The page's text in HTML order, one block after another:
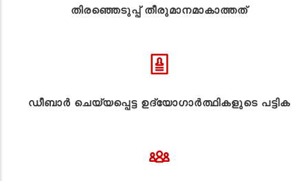
തിരഞ്ഞെടുപ്പ് തീരുമാനമാകാത്തത്
ഡീബാർ ചെയ്യപ്പെട്ട ഉദ്യോഗാർത്ഥികളുടെ പട്ടിക